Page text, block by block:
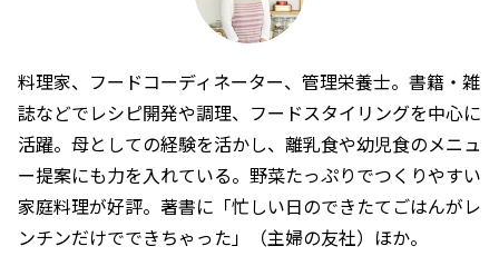
料理家、フードコーディネーター、管理栄養士。書籍・雑
誌などでレシピ開発や調理、フードスタイリングを中心に
活躍。母としての経験を活かし、離乳食や幼児食のメニュ
ー提案にも力を入れている。野菜たっぷりでつくりやすい
家庭料理が好評。著書に「忙しい日のできたてごはんがレ
ンチンだけでできちゃった」（主婦の友社）ほか。